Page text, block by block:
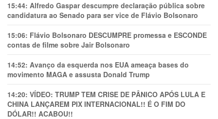
15:44: Alfredo Gaspar descumpre declaração pública sobre
candidatura ao Senado para ser vice de Flávio Bolsonaro
15:06: Flávio Bolsonaro DESCUMPRE promessa e ESCONDE
contas de filme sobre Jair Bolsonaro
14:52: Avanço da esquerda nos EUA ameaça bases do
movimento MAGA e assusta Donald Trump
14:20: VÍDEO: TRUMP TEM CRlSE DE PÂNlCO APÓS LULA E
CHINA LANÇAREM PIX INTERNACIONAL!! É O FIM DO
DÓLAR!! ACABOU!!